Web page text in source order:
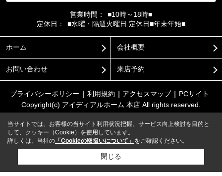
営業時間：
■10時～18時■
定休日：
■水曜・隔週火曜日 定休日■年末年始■
ホーム 会社概要
お問い合わせ 来店予約
プライバシーポリシー 利用規約 アクセスマップ
PCサイト
Copyright(c) アイディアルホーム 本店 All rights reserved.
当サイトでは、お客様の当サイト利用状況把握、サービス向上検討を目的と
して、クッキー（Cookie）を使用しています。
詳しくは、当社の 「Cookieの取扱いについて」 をご確認ください。
閉じる